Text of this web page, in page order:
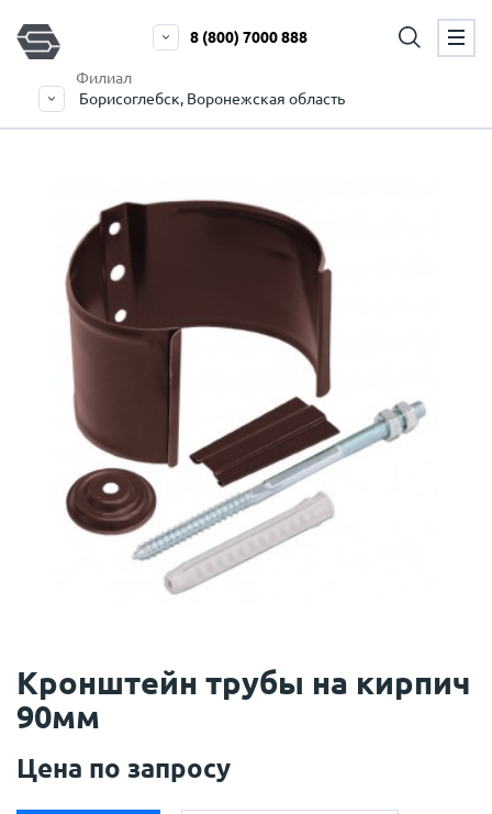
Филиал
Борисоглебск, Воронежская область
8 (800) 7000 888
Кронштейн трубы на кирпич
90мм
Цена по запросу